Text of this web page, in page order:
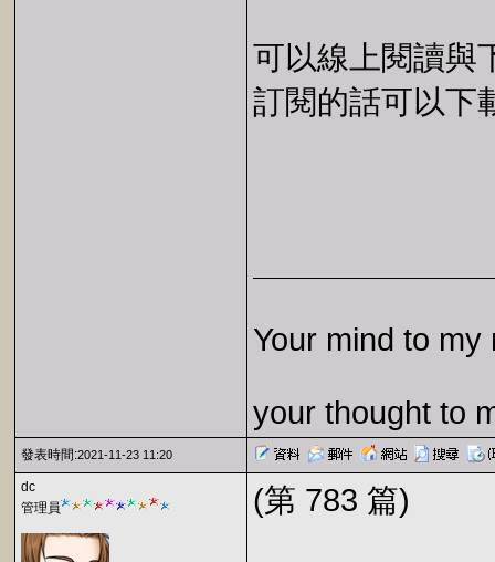
可以線上閱讀與
訂閱的話可以下
Your mind to my
your thought to
發表時間:2021-11-23 11:20
dc
管理員
(第 783 篇)